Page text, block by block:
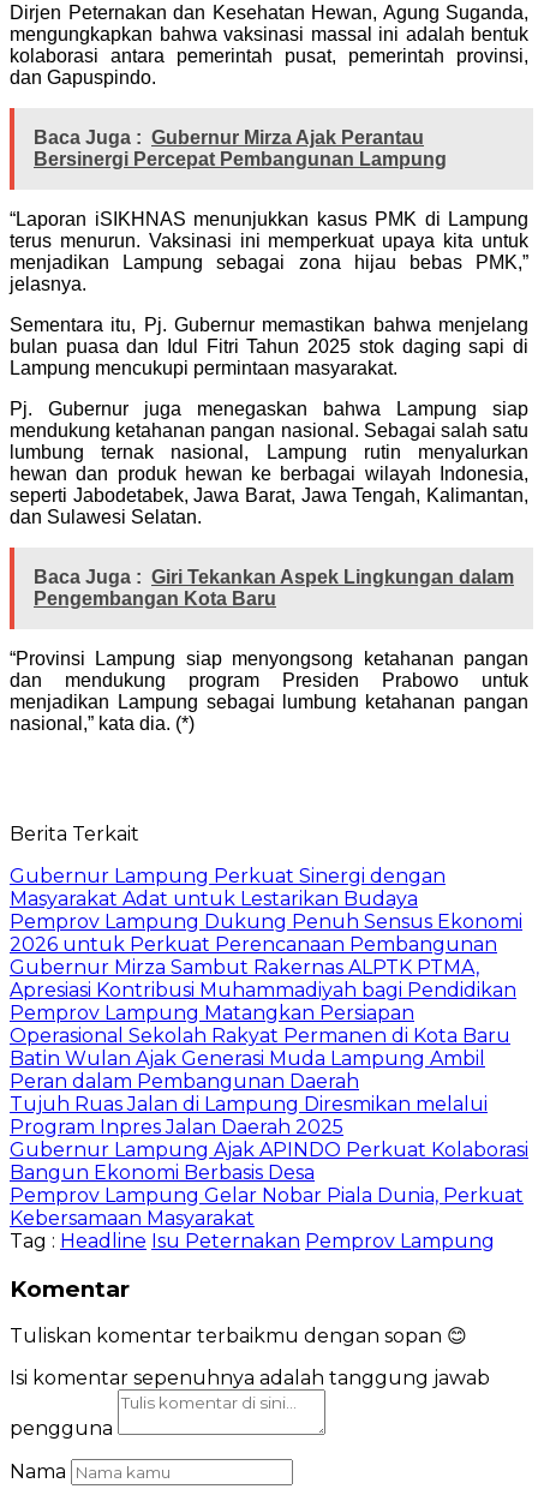
Dirjen Peternakan dan Kesehatan Hewan, Agung Suganda,
mengungkapkan bahwa vaksinasi massal ini adalah bentuk
kolaborasi antara pemerintah pusat, pemerintah provinsi,
dan Gapuspindo.
Baca Juga : Gubernur Mirza Ajak Perantau
Bersinergi Percepat Pembangunan Lampung
“Laporan iSIKHNAS menunjukkan kasus PMK di Lampung
terus menurun. Vaksinasi ini memperkuat upaya kita untuk
menjadikan Lampung sebagai zona hijau bebas PMK,”
jelasnya.
Sementara itu, Pj. Gubernur memastikan bahwa menjelang
bulan puasa dan Idul Fitri Tahun 2025 stok daging sapi di
Lampung mencukupi permintaan masyarakat.
Pj. Gubernur juga menegaskan bahwa Lampung siap
mendukung ketahanan pangan nasional. Sebagai salah satu
lumbung ternak nasional, Lampung rutin menyalurkan
hewan dan produk hewan ke berbagai wilayah Indonesia,
seperti Jabodetabek, Jawa Barat, Jawa Tengah, Kalimantan,
dan Sulawesi Selatan.
Baca Juga : Giri Tekankan Aspek Lingkungan dalam
Pengembangan Kota Baru
“Provinsi Lampung siap menyongsong ketahanan pangan
dan mendukung program Presiden Prabowo untuk
menjadikan Lampung sebagai lumbung ketahanan pangan
nasional,” kata dia. (*)
Berita Terkait
Gubernur Lampung Perkuat Sinergi dengan
Masyarakat Adat untuk Lestarikan Budaya
Pemprov Lampung Dukung Penuh Sensus Ekonomi
2026 untuk Perkuat Perencanaan Pembangunan
Gubernur Mirza Sambut Rakernas ALPTK PTMA,
Apresiasi Kontribusi Muhammadiyah bagi Pendidikan
Pemprov Lampung Matangkan Persiapan
Operasional Sekolah Rakyat Permanen di Kota Baru
Batin Wulan Ajak Generasi Muda Lampung Ambil
Peran dalam Pembangunan Daerah
Tujuh Ruas Jalan di Lampung Diresmikan melalui
Program Inpres Jalan Daerah 2025
Gubernur Lampung Ajak APINDO Perkuat Kolaborasi
Bangun Ekonomi Berbasis Desa
Pemprov Lampung Gelar Nobar Piala Dunia, Perkuat
Kebersamaan Masyarakat
Tag : Headline Isu Peternakan Pemprov Lampung
Komentar
Tuliskan komentar terbaikmu dengan sopan 😊
Isi komentar sepenuhnya adalah tanggung jawab
pengguna
Nama